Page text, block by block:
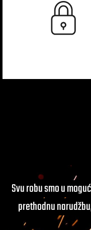
Svu robu smo u
prethodnu